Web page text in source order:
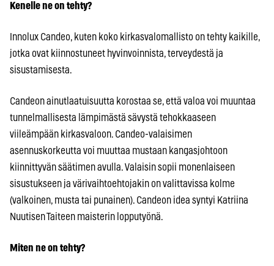
Kenelle ne on tehty?
Innolux Candeo, kuten koko kirkasvalomallisto on tehty kaikille,
jotka ovat kiinnostuneet hyvinvoinnista, terveydestä ja
sisustamisesta.
Candeon ainutlaatuisuutta korostaa se, että valoa voi muuntaa
tunnelmallisesta lämpimästä sävystä tehokkaaseen
viileämpään kirkasvaloon. Candeo-valaisimen
asennuskorkeutta voi muuttaa mustaan kangasjohtoon
kiinnittyvän säätimen avulla. Valaisin sopii monenlaiseen
sisustukseen ja värivaihtoehtojakin on valittavissa kolme
(valkoinen, musta tai punainen). Candeon idea syntyi Katriina
Nuutisen Taiteen maisterin lopputyönä.
Miten ne on tehty?